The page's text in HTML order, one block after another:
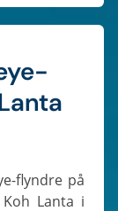
Lanta i